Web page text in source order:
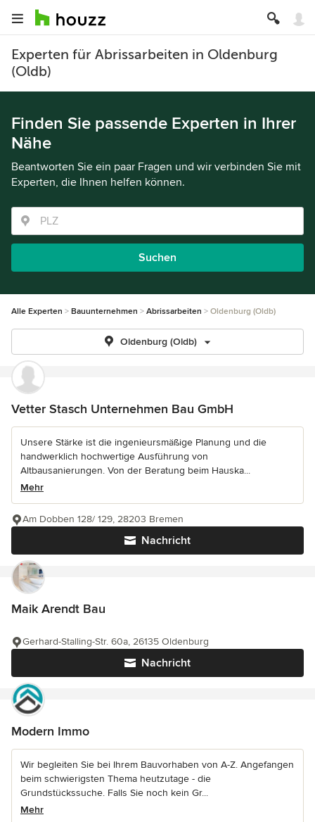
Experten für Abrissarbeiten in Oldenburg
(Oldb)
Finden Sie passende Experten in Ihrer
Nähe
Beantworten Sie ein paar Fragen und wir verbinden Sie mit
Experten, die Ihnen helfen können.
Suchen
Alle Experten Bauunternehmen Abrissarbeiten Oldenburg (Oldb)
Oldenburg (Oldb)
Vetter Stasch Unternehmen Bau GmbH
Unsere Stärke ist die ingenieursmäßige Planung und die
handwerklich hochwertige Ausführung von
Altbausanierungen. Von der Beratung beim Hauska...
Mehr
Nachricht
Am Dobben 128/ 129, 28203 Bremen
Maik Arendt Bau
Nachricht
Gerhard-Stalling-Str. 60a, 26135 Oldenburg
Modern Immo
Wir begleiten Sie bei Ihrem Bauvorhaben von A-Z. Angefangen
beim schwierigsten Thema heutzutage - die
Grundstückssuche. Falls Sie noch kein Gr...
Mehr